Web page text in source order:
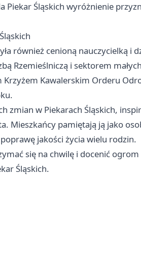
Piekar Śląskich wyróżnienie
również cenioną nauczycielką i
Rzemieślniczą i sektorem
Kawalerskim Orderu
zmian w Piekarach Śląskich,
Mieszkańcy pamiętają ją jako
jakości życia wielu rodzin.
się na chwilę i docenić
Śląskich.